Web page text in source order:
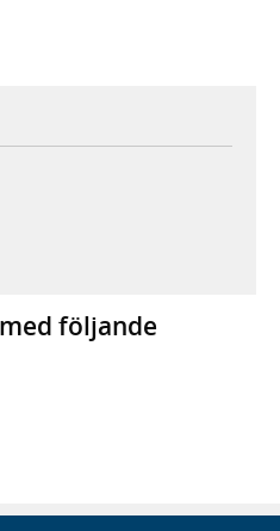
flik, extern webbplats,
webbplats,
flik, extern webbplats,
följande